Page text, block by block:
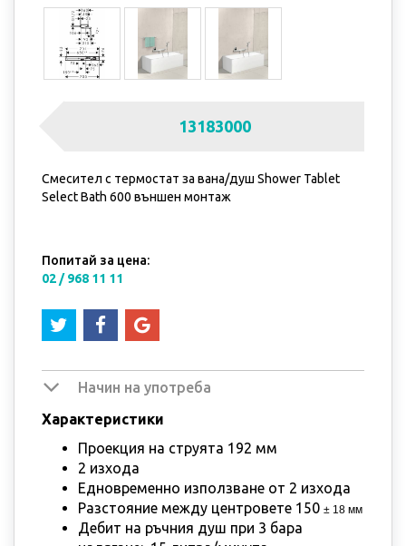
13183000
Смесител с термостат за вана/душ Shower Tablet
Select Bath 600 външен монтаж
Попитай за цена:
02 / 968 11 11
Начин на употреба
Характеристики
Проекция на струята 192 мм
​2 изхода
Едновременно използване от 2 изхода
Разстояние между центровете 150 ± 18 мм
Дебит на ръчния душ при 3 бара